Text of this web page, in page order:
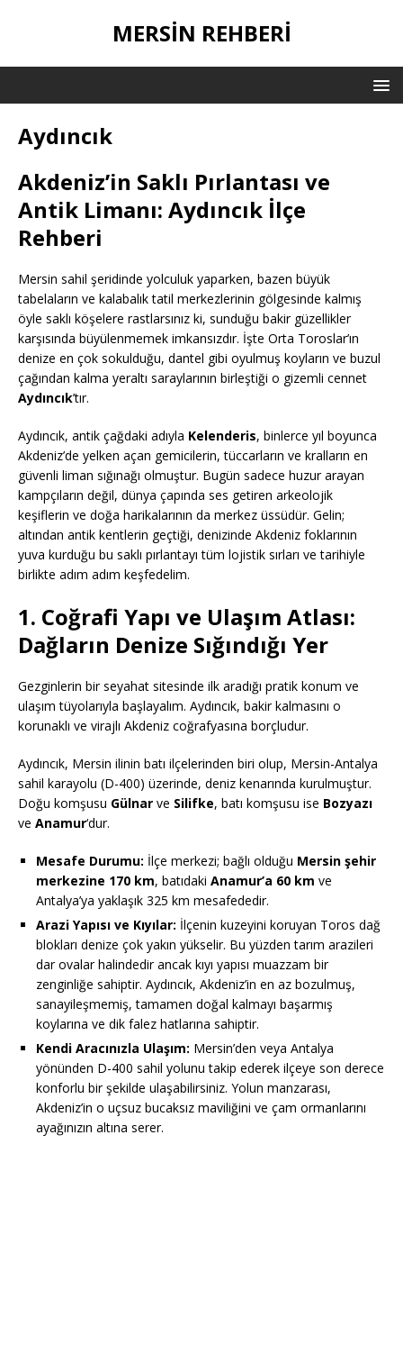
MERSIN REHBERI
Aydıncık
Akdeniz’in Saklı Pırlantası ve
Antik Limanı: Aydıncık İlçe
Rehberi
Mersin sahil şeridinde yolculuk yaparken, bazen büyük
tabelaların ve kalabalık tatil merkezlerinin gölgesinde kalmış
öyle saklı köşelere rastlarsınız ki, sunduğu bakir güzellikler
karşısında büyülenmemek imkansızdır. İşte Orta Toroslar’ın
denize en çok sokulduğu, dantel gibi oyulmuş koyların ve buzul
çağından kalma yeraltı saraylarının birleştiği o gizemli cennet
Aydıncık’tır.
Aydıncık, antik çağdaki adıyla Kelenderis, binlerce yıl boyunca
Akdeniz’de yelken açan gemicilerin, tüccarların ve kralların en
güvenli liman sığınağı olmuştur. Bugün sadece huzur arayan
kampçıların değil, dünya çapında ses getiren arkeolojik
keşiflerin ve doğa harikalarının da merkez üssüdür. Gelin;
altından antik kentlerin geçtiği, denizinde Akdeniz foklarının
yuva kurduğu bu saklı pırlantayı tüm lojistik sırları ve tarihiyle
birlikte adım adım keşfedelim.
1. Coğrafi Yapı ve Ulaşım Atlası:
Dağların Denize Sığındığı Yer
Gezginlerin bir seyahat sitesinde ilk aradığı pratik konum ve
ulaşım tüyolarıyla başlayalım. Aydıncık, bakir kalmasını o
korunaklı ve virajlı Akdeniz coğrafyasına borçludur.
Aydıncık, Mersin ilinin batı ilçelerinden biri olup, Mersin-Antalya
sahil karayolu (D-400) üzerinde, deniz kenarında kurulmuştur.
Doğu komşusu Gülnar ve Silifke, batı komşusu ise Bozyazı
ve Anamur‘dur.
Mesafe Durumu: İlçe merkezi; bağlı olduğu Mersin şehir
merkezine 170 km, batıdaki Anamur’a 60 km ve
Antalya’ya yaklaşık 325 km mesafededir.
Arazi Yapısı ve Kıyılar: İlçenin kuzeyini koruyan Toros dağ
blokları denize çok yakın yükselir. Bu yüzden tarım arazileri
dar ovalar halindedir ancak kıyı yapısı muazzam bir
zenginliğe sahiptir. Aydıncık, Akdeniz’in en az bozulmuş,
sanayileşmemiş, tamamen doğal kalmayı başarmış
koylarına ve dik falez hatlarına sahiptir.
Kendi Aracınızla Ulaşım: Mersin’den veya Antalya
yönünden D-400 sahil yolunu takip ederek ilçeye son derece
konforlu bir şekilde ulaşabilirsiniz. Yolun manzarası,
Akdeniz’in o uçsuz bucaksız maviliğini ve çam ormanlarını
ayağınızın altına serer.